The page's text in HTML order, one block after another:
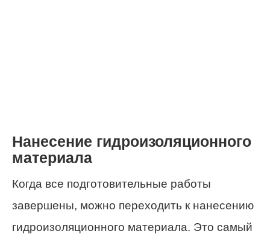
Нанесение гидроизоляционного
материала
Когда все подготовительные работы
завершены, можно переходить к нанесению
гидроизоляционного материала. Это самый